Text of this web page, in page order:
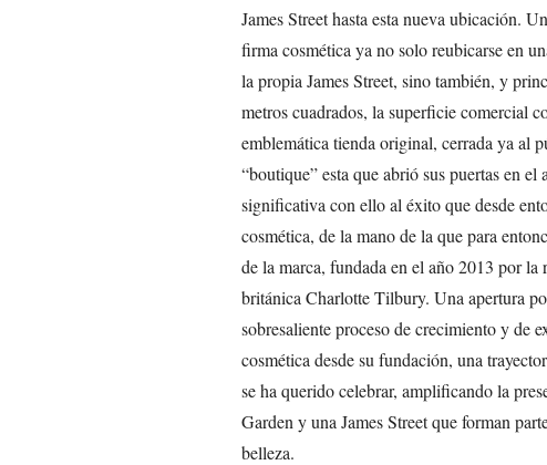
James Street hasta esta nueva ubicación.
firma cosmética ya no solo reubicarse en
la propia James Street, sino también, y
metros cuadrados, la superficie comercial
emblemática tienda original, cerrada ya al
“boutique” esta que abrió sus puertas en
significativa con ello al éxito que desde
cosmética, de la mano de la que para
de la marca, fundada en el año 2013 por
británica Charlotte Tilbury. Una apertura
sobresaliente proceso de crecimiento y de
cosmética desde su fundación, una
se ha querido celebrar, amplificando la
Garden y una James Street que forman
belleza.